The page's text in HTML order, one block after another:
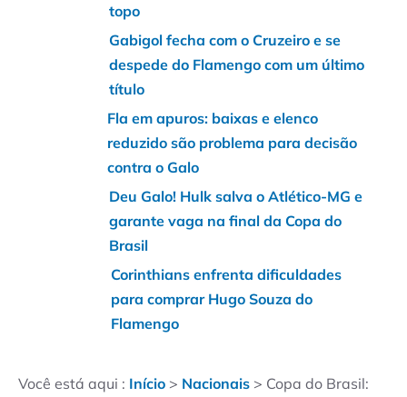
topo
Gabigol fecha com o Cruzeiro e se
despede do Flamengo com um último
título
Fla em apuros: baixas e elenco
reduzido são problema para decisão
contra o Galo
Deu Galo! Hulk salva o Atlético-MG e
garante vaga na final da Copa do
Brasil
Corinthians enfrenta dificuldades
para comprar Hugo Souza do
Flamengo
Você está aqui : Início > Nacionais > Copa do Brasil: